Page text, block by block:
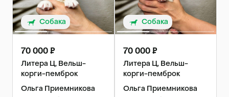
Собака
70 000 ₽
Литера Ц, Вельш-
корги-пемброк
Ольга Приемникова
Собака
70 000 ₽
Литера Ц, Вельш-
корги-пемброк
Ольга Приемникова